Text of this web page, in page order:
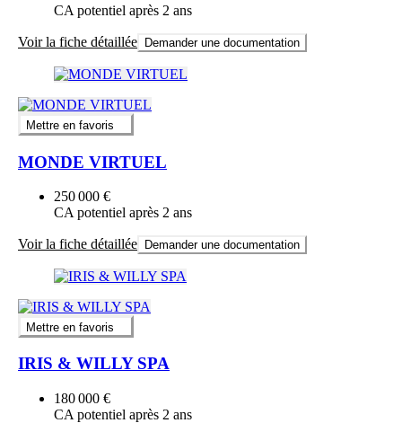
CA potentiel après 2 ans
Voir la fiche détaillée Demander une documentation
Mettre en favoris
MONDE VIRTUEL
250 000 €
CA potentiel après 2 ans
Voir la fiche détaillée Demander une documentation
Mettre en favoris
IRIS & WILLY SPA
180 000 €
CA potentiel après 2 ans